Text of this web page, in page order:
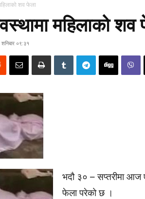
शव फेला
महिलाको शव
०९:३१
भदौ ३० – सप्तरीमा आज
फेला परेको छ ।